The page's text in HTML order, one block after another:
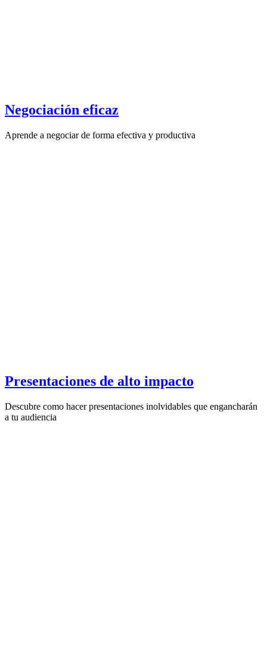
Negociación eficaz
Aprende a negociar de forma efectiva y productiva
Presentaciones de alto impacto
Descubre como hacer presentaciones inolvidables que engancharán
a tu audiencia